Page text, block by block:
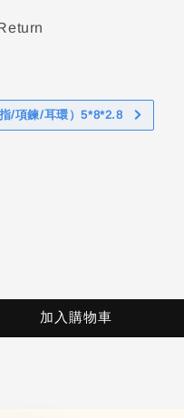
/項鍊/耳環）5*8*2.8
加入購物車